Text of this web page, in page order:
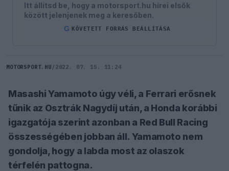
Itt állítsd be, hogy a motorsport.hu hírei elsők
között jelenjenek meg a keresőben.
G KÖVETETT FORRÁS BEÁLLÍTÁSA
MOTORSPORT.HU / 2022. 07. 15. 11:24
Masashi Yamamoto úgy véli, a Ferrari erősnek
tűnik az Osztrák Nagydíj után, a Honda korábbi
igazgatója szerint azonban a Red Bull Racing
összességében jobban áll. Yamamoto nem
gondolja, hogy a labda most az olaszok
térfelén pattogna.